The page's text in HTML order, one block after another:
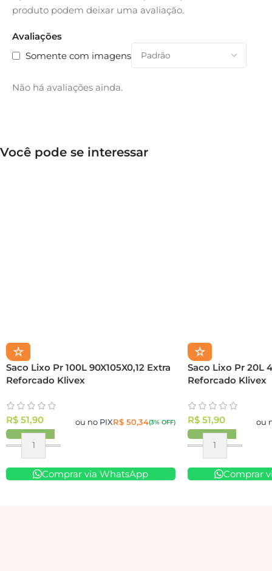
Avaliações
Somente com imagens
Não há avaliações ainda.
produto podem deixar uma avaliação.
Você pode se interessar
☆
Saco Lixo Pr 100L 90X105X0,12 Extra
Reforcado Klivex
R$ 51,90 ou no PIXR$50,34(3% OFF)
Comprar via WhatsApp
☆
Saco Lixo Pr 20L
Reforcado Klivex
R$51,90 ou
Comprar